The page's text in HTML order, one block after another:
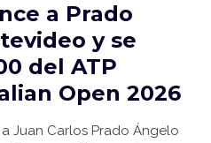
a Prado
y se
del ATP
Open 2026
Juan Carlos Prado Ángelo